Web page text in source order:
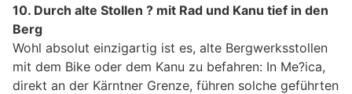
10. Durch alte Stollen ? mit Rad und Kanu tief in den
Berg
Wohl absolut einzigartig ist es, alte Bergwerksstollen
mit dem Bike oder dem Kanu zu befahren: In Me?ica,
direkt an der Kärntner Grenze, führen solche geführten